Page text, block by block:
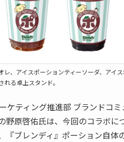
レ、アイスポーションティーソーダ、アイ
る卓上スタンド。
ケティング推進部 ブランドコ
原啓佑氏は、今回のコラボに
『ブレンディ』ポーション自体